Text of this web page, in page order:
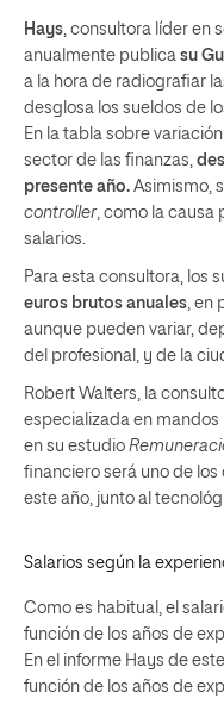
Hays, consultora líder en
anualmente publica su
a la hora de radiografiar
desglosa los sueldos de
En la tabla sobre
sector de las finanzas,
presente año. Asimismo,
controller, como la causa
salarios.
Para esta consultora, los
euros brutos anuales, en
aunque pueden variar,
del profesional, y de la
Robert Walters, la
especializada en
en su estudio
financiero será uno de
este año, junto al
Salarios según la
Como es habitual, el
función de los años de
En el informe Hays de
función de los años de